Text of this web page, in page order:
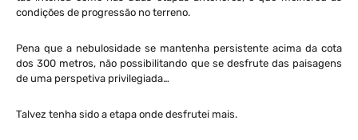
condições de progressão no terreno.
Pena que a nebulosidade se mantenha persistente acima da cota
dos 300 metros, não possibilitando que se desfrute das paisagens
de uma perspetiva privilegiada…
Talvez tenha sido a etapa onde desfrutei mais.